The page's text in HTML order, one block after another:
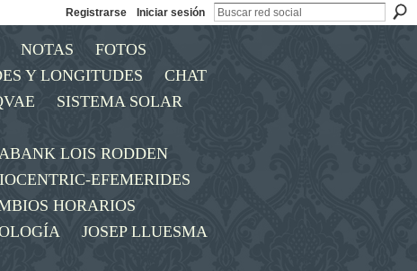
Registrarse Iniciar sesión
NOTAS
FOTOS
Y LONGITUDES
CHAT
SISTEMA SOLAR
LOIS RODDEN
EFEMERIDES
HORARIOS
JOSEP LLUESMA